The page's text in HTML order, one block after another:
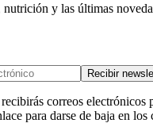
y las últimas
Recibir
correos
para darse de baja en